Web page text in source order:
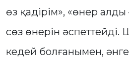
өз қадірім», «өнер
сөз өнерін
кедей болғанымен,